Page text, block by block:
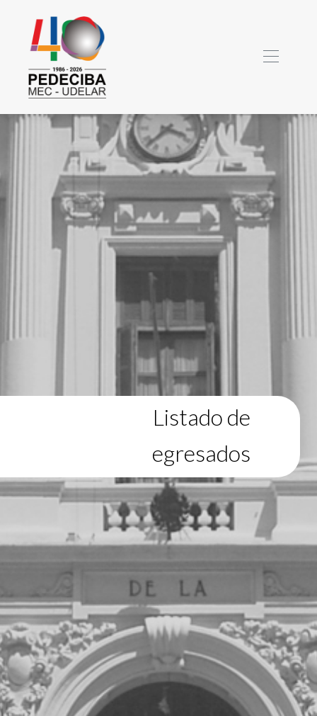
Listado de
egresados